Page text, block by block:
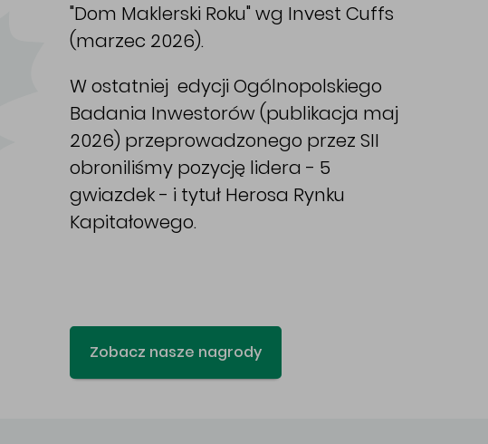
"Dom Maklerski Roku" wg Invest Cuffs
(marzec 2026).
W ostatniej edycji Ogólnopolskiego
Badania Inwestorów (publikacja maj
2026) przeprowadzonego przez SII
obroniliśmy pozycję lidera - 5
gwiazdek - i tytuł Herosa Rynku
Kapitałowego.
Zobacz nasze nagrody